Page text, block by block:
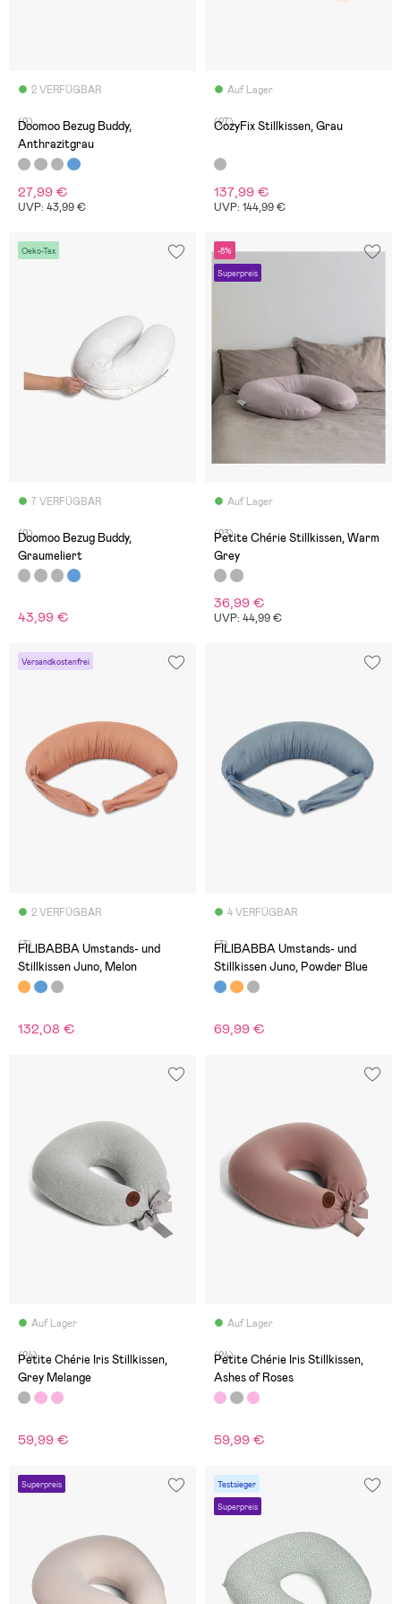
2 VERFÜGBAR
(9)
Doomoo Bezug Buddy,
Anthrazitgrau
27,99 €
UVP: 43,99 €
Auf Lager
(27)
CozyFix Stillkissen, Grau
137,99 €
UVP: 144,99 €
Oeko-Tex
7 VERFÜGBAR
(9)
Doomoo Bezug Buddy,
Graumeliert
43,99 €
-8%
Superpreis
Auf Lager
(23)
Petite Chérie Stillkissen, Warm
Grey
36,99 €
UVP: 44,99 €
Versandkostenfrei
2 VERFÜGBAR
(3)
FILIBABBA Umstands- und
Stillkissen Juno, Melon
132,08 €
4 VERFÜGBAR
(3)
FILIBABBA Umstands- und
Stillkissen Juno, Powder Blue
69,99 €
Auf Lager
(24)
Petite Chérie Iris Stillkissen,
Grey Melange
59,99 €
Auf Lager
(24)
Petite Chérie Iris Stillkissen,
Ashes of Roses
59,99 €
Superpreis Testsieger
Superpreis